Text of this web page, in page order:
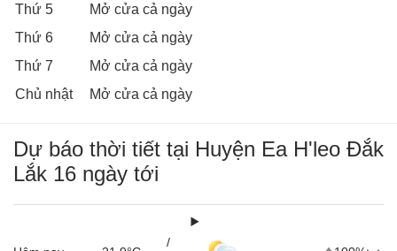
Thứ 5
Mở cửa cả ngày
Thứ 6
Mở cửa cả ngày
Thứ 7
Mở cửa cả ngày
Chủ nhật
Mở cửa cả ngày
Dự báo thời tiết tại Huyện Ea H'leo Đắk
Lắk 16 ngày tới
/